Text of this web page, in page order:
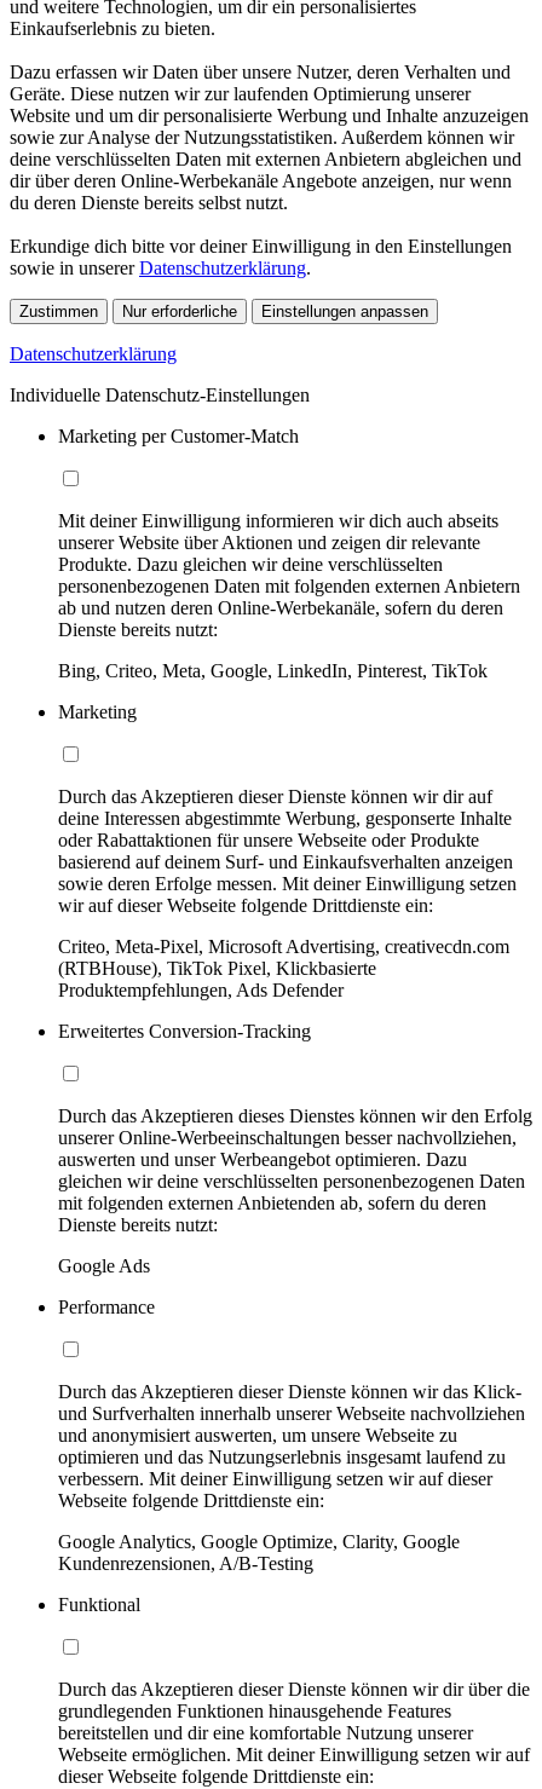
und weitere Technologien, um dir ein personalisiertes
Einkaufserlebnis zu bieten.
Dazu erfassen wir Daten über unsere Nutzer, deren Verhalten und
Geräte. Diese nutzen wir zur laufenden Optimierung unserer
Website und um dir personalisierte Werbung und Inhalte anzuzeigen
sowie zur Analyse der Nutzungsstatistiken. Außerdem können wir
deine verschlüsselten Daten mit externen Anbietern abgleichen und
dir über deren Online-Werbekanäle Angebote anzeigen, nur wenn
du deren Dienste bereits selbst nutzt.
Erkundige dich bitte vor deiner Einwilligung in den Einstellungen
sowie in unsererDatenschutzerklärung.
Zustimmen Nur erforderliche Einstellungen anpassen
Datenschutzerklärung
Individuelle Datenschutz-Einstellungen
Marketing per Customer-Match
Mit deiner Einwilligung informieren wir dich auch abseits
unserer Website über Aktionen und zeigen dir relevante
Produkte. Dazu gleichen wir deine verschlüsselten
personenbezogenen Daten mit folgenden externen Anbietern
ab und nutzen deren Online-Werbekanäle, sofern du deren
Dienste bereits nutzt:
Bing, Criteo, Meta, Google, LinkedIn, Pinterest, TikTok
Marketing
Durch das Akzeptieren dieser Dienste können wir dir auf
deine Interessen abgestimmte Werbung, gesponserte Inhalte
oder Rabattaktionen für unsere Webseite oder Produkte
basierend auf deinem Surf- und Einkaufsverhalten anzeigen
sowie deren Erfolge messen. Mit deiner Einwilligung setzen
wir auf dieser Webseite folgende Drittdienste ein:
Criteo, Meta-Pixel, Microsoft Advertising, creativecdn.com
(RTBHouse), TikTok Pixel, Klickbasierte
Produktempfehlungen, Ads Defender
Erweitertes Conversion-Tracking
Durch das Akzeptieren dieses Dienstes können wir den Erfolg
unserer Online-Werbeeinschaltungen besser nachvollziehen,
auswerten und unser Werbeangebot optimieren. Dazu
gleichen wir deine verschlüsselten personenbezogenen Daten
mit folgenden externen Anbietenden ab, sofern du deren
Dienste bereits nutzt:
Google Ads
Performance
Durch das Akzeptieren dieser Dienste können wir das Klick-
und Surfverhalten innerhalb unserer Webseite nachvollziehen
und anonymisiert auswerten, um unsere Webseite zu
optimieren und das Nutzungserlebnis insgesamt laufend zu
verbessern. Mit deiner Einwilligung setzen wir auf dieser
Webseite folgende Drittdienste ein:
Google Analytics, Google Optimize, Clarity, Google
Kundenrezensionen, A/B-Testing
Funktional
Durch das Akzeptieren dieser Dienste können wir dir über die
grundlegenden Funktionen hinausgehende Features
bereitstellen und dir eine komfortable Nutzung unserer
Webseite ermöglichen. Mit deiner Einwilligung setzen wir auf
dieser Webseite folgende Drittdienste ein: